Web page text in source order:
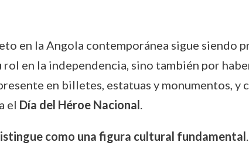
en la Angola contemporánea sigue siendo
rol en la independencia, sino también por
en billetes, estatuas y monumentos,
el Día del Héroe Nacional.
como una figura cultural fundamental